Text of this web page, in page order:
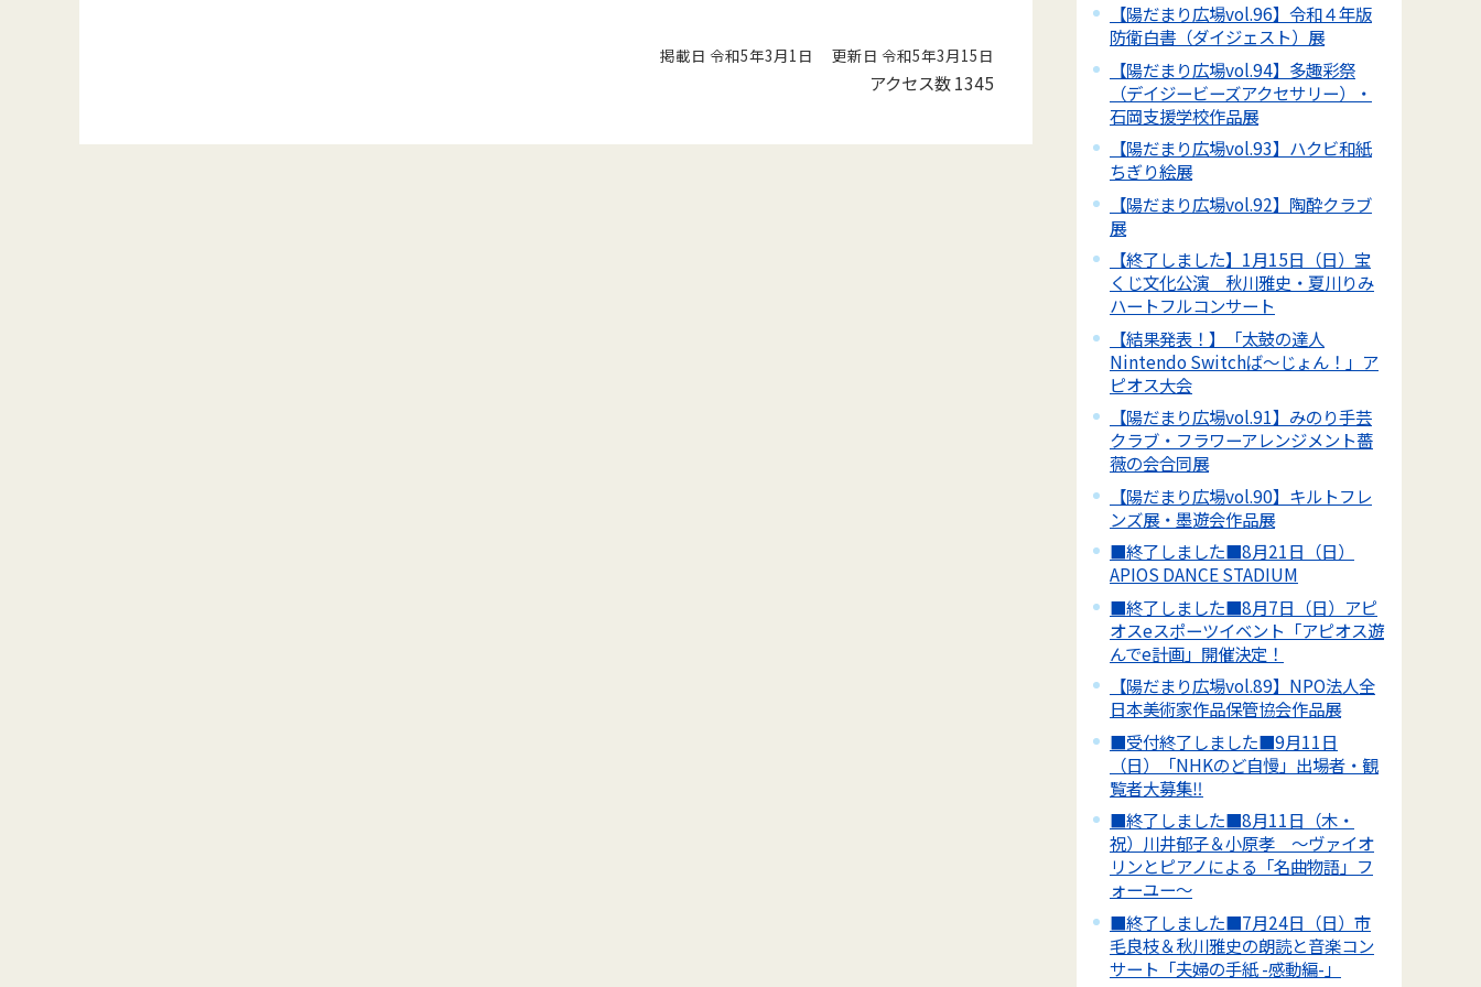
掲載日 令和5年3月1日 更新日 令和5年3月15日
アクセス数1345
【陽だまり広場vol.96】令和４年版
防衛白書（ダイジェスト）展
【陽だまり広場vol.94】多趣彩祭
（デイジービーズアクセサリー）・
石岡支援学校作品展
【陽だまり広場vol.93】ハクビ和紙
ちぎり絵展
【陽だまり広場vol.92】陶酔クラブ
展
【終了しました】1月15日（日）宝
くじ文化公演 秋川雅史・夏川りみ
ハートフルコンサート
【結果発表！】「太鼓の達人
Nintendo Switchば～じょん！」ア
ピオス大会
【陽だまり広場vol.91】みのり手芸
クラブ・フラワーアレンジメント薔
薇の会合同展
【陽だまり広場vol.90】キルトフレ
ンズ展・墨遊会作品展
■終了しました■8月21日（日）
APIOS DANCE STADIUM
■終了しました■8月7日（日）アピ
オスeスポーツイベント「アピオス遊
んでe計画」開催決定！
【陽だまり広場vol.89】NPO法人全
日本美術家作品保管協会作品展
■受付終了しました■9月11日
（日）「NHKのど自慢」出場者・観
覧者大募集‼
■終了しました■8月11日（木・
祝）川井郁子＆小原孝 ～ヴァイオ
リンとピアノによる「名曲物語」フ
ォーユー～
■終了しました■7月24日（日）市
毛良枝＆秋川雅史の朗読と音楽コン
サート「夫婦の手紙 -感動編-」